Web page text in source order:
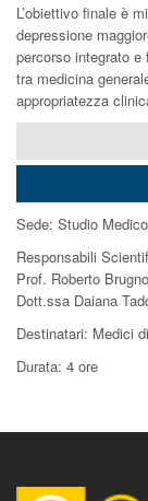
L’obiettivo finale è
depressione
percorso integrato
tra medicina
appropriatezza
Sede: Studio
Responsabili
Prof. Roberto
Dott.ssa Daiana
Destinatari: Medici
Durata: 4 ore